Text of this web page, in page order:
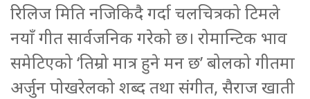
रिलिज मिति नजिकिदै गर्दा चलचित्रको टिमले
नयाँ गीत सार्वजनिक गरेको छ। रोमान्टिक भाव
समेटिएको ‘तिम्रो मात्र हुने मन छ’ बोलको गीतमा
अर्जुन पोखरेलको शब्द तथा संगीत, सैराज खाती